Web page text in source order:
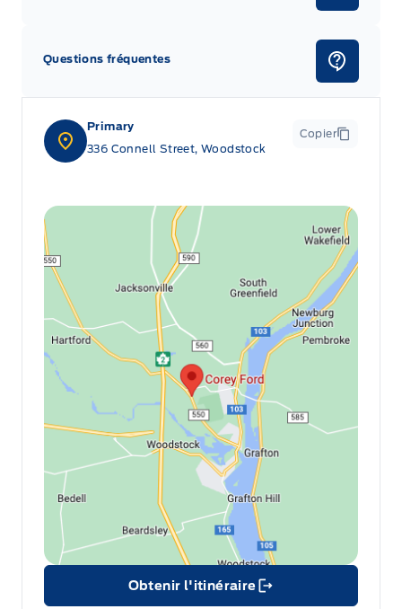
Primary
336 Connell Street, Woodstock
Copier
Obtenir l'itinéraire
Icône de lien
Questions fréquentes